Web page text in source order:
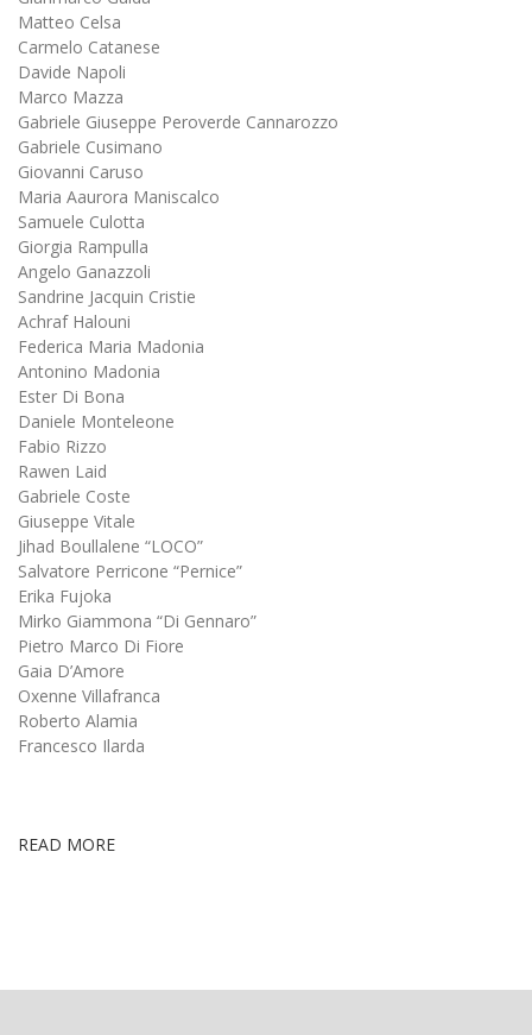
Matteo Celsa
Carmelo Catanese
Davide Napoli
Marco Mazza
Gabriele Giuseppe Peroverde Cannarozzo
Gabriele Cusimano
Giovanni Caruso
Maria Aaurora Maniscalco
Samuele Culotta
Giorgia Rampulla
Angelo Ganazzoli
Sandrine Jacquin Cristie
Achraf Halouni
Federica Maria Madonia
Antonino Madonia
Ester Di Bona
Daniele Monteleone
Fabio Rizzo
Rawen Laid
Gabriele Coste
Giuseppe Vitale
Jihad Boullalene “LOCO”
Salvatore Perricone “Pernice”
Erika Fujoka
Mirko Giammona “Di Gennaro”
Pietro Marco Di Fiore
Gaia D’Amore
Oxenne Villafranca
Roberto Alamia
Francesco Ilarda
READ MORE